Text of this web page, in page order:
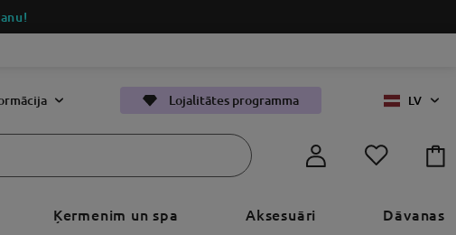
Lojalitātes programma LV
Ķermenim un spa Aksesuāri Dāvanas